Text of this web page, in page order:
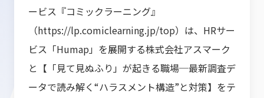
ービス『コミックラーニング』
（https://lp.comiclearning.jp/top）は、HRサー
ビス「Humap」を展開する株式会社アスマーク
と【「見て見ぬふり」が起きる職場─最新調査デ
ータで読み解く“ハラスメント構造”と対策】をテ